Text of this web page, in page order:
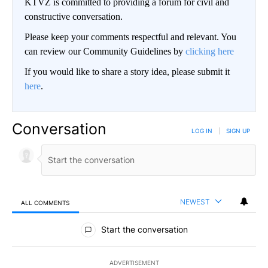
KTVZ is committed to providing a forum for civil and
constructive conversation.
Please keep your comments respectful and relevant. You
can review our Community Guidelines by clicking here
If you would like to share a story idea, please submit it
here.
Conversation LOG IN SIGN UP
ALL COMMENTS NEWEST
All Comments
Start the conversation
ADVERTISEMENT